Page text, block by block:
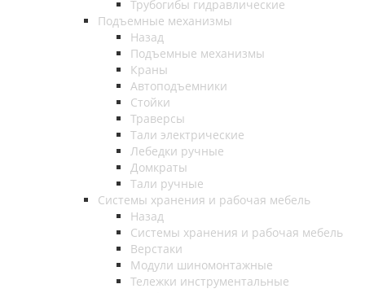
Трубогибы гидравлические
Подъемные механизмы
Назад
Подъемные механизмы
Краны
Автоподъемники
Стойки
Траверсы
Тали электрические
Лебедки ручные
Домкраты
Тали ручные
Системы хранения и рабочая мебель
Назад
Системы хранения и рабочая мебель
Верстаки
Модули шиномонтажные
Тележки инструментальные